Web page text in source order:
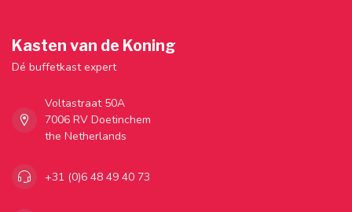
Kasten van de Koning
Dé buffetkast expert
Voltastraat 50A
7006 RV Doetinchem
the Netherlands
+31 (0)6 48 49 40 73